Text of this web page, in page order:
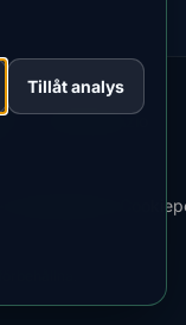
·TanPilot·Benzio
Tillåt analys